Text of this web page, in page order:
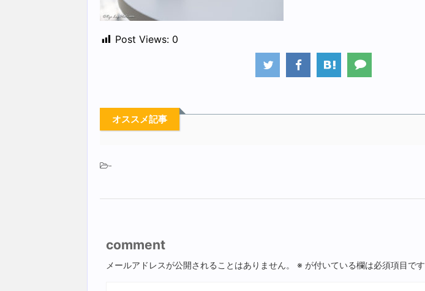
Post Views: 0
オススメ記事
-
comment
メールアドレスが公開されることはありません。 ※ が付いている欄は必須項目です